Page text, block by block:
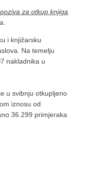
za otkup knjiga
i knjižarsku
Na temelju
nakladnika u
u svibnju otkupljeno
iznosu od
36.299 primjeraka